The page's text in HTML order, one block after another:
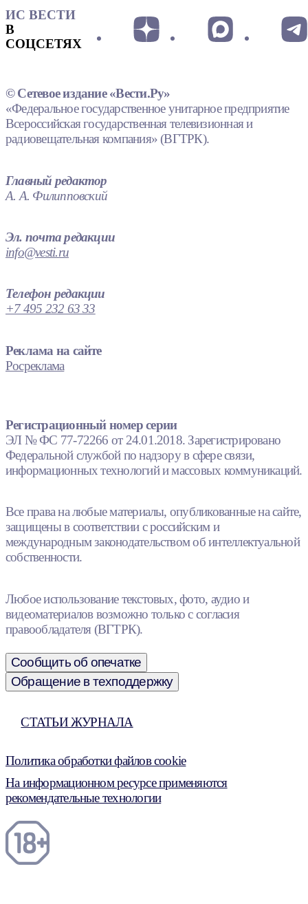
ИС ВЕСТИ
В
СОЦСЕТЯХ
© Сетевое издание «Вести.Ру»
«Федеральное государственное унитарное предприятие
Всероссийская государственная телевизионная и
радиовещательная компания» (ВГТРК).
Главный редактор
А. А. Филипповский
Эл. почта редакции
info@vesti.ru
Телефон редакции
+7 495 232 63 33
Реклама на сайте
Росреклама
Регистрационный номер серии
ЭЛ № ФС 77-72266 от 24.01.2018. Зарегистрировано
Федеральной службой по надзору в сфере связи,
информационных технологий и массовых коммуникаций.
Все права на любые материалы, опубликованные на сайте,
защищены в соответствии с российским и
международным законодательством об интеллектуальной
собственности.
Любое использование текстовых, фото, аудио и
видеоматериалов возможно только с согласия
правообладателя (ВГТРК).
Сообщить об опечатке
Обращение в техподдержку
СТАТЬИ ЖУРНАЛА
Политика обработки файлов cookie
На информационном ресурсе применяются
рекомендательные технологии